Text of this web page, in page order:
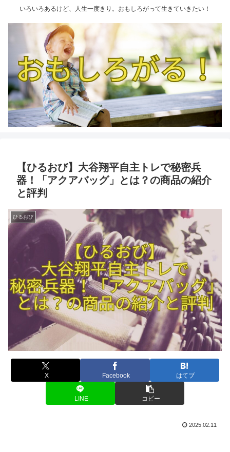
いろいろあるけど、人生一度きり。おもしろがって生きていきたい！
【ひるおび】大谷翔平自主トレで秘密兵
器！「アクアバッグ」とは？の商品の紹介
と評判
ひるおび
X Facebook はてブ
LINE コピー
2025.02.11